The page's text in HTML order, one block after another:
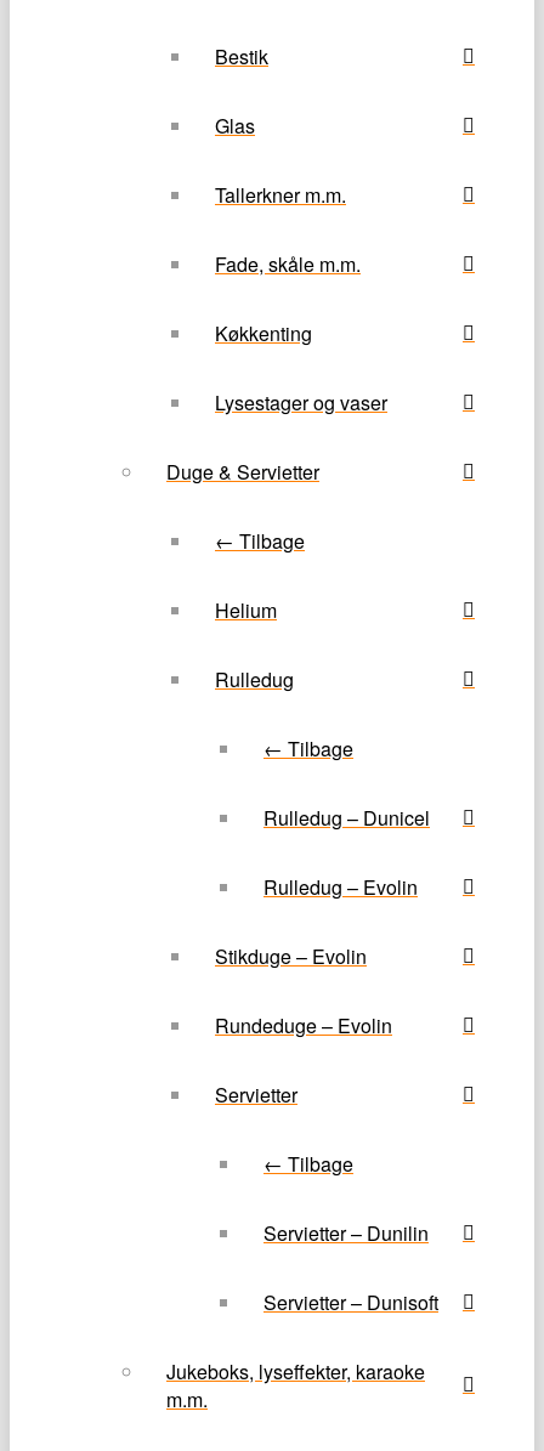
Bestik
Glas
Tallerkner m.m.
Fade, skåle m.m.
Køkkenting
Lysestager og vaser
Duge & Servietter
← Tilbage
Helium
Rulledug
← Tilbage
Rulledug – Dunicel
Rulledug – Evolin
Stikduge – Evolin
Rundeduge – Evolin
Servietter
← Tilbage
Servietter – Dunilin
Servietter – Dunisoft
Jukeboks, lyseffekter, karaoke
m.m.